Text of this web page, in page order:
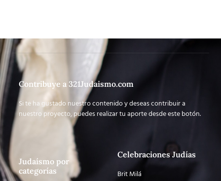
Contribuye a 321Judaismo.com
Si te ha gustado nuestro contenido y deseas contribuir a
nuestro proyecto, puedes realizar tu aporte desde este botón.
Judaísmo por
categorías
Celebraciones Judías
Brit Milá